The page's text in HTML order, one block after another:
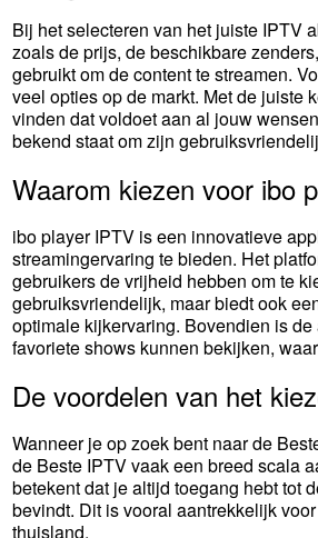
Bij het selecteren van het juiste IPTV
zoals de prijs, de beschikbare
gebruikt om de content te streamen.
veel opties op de markt. Met de juiste
vinden dat voldoet aan al jouw
bekend staat om zijn
Waarom kiezen voor ibo
ibo player IPTV is een innovatieve
streamingervaring te bieden. Het
gebruikers de vrijheid hebben om te
gebruiksvriendelijk, maar biedt ook
optimale kijkervaring. Bovendien is
favoriete shows kunnen bekijken,
De voordelen van het
Wanneer je op zoek bent naar de
de Beste IPTV vaak een breed scala
betekent dat je altijd toegang hebt tot
bevindt. Dit is vooral aantrekkelijk
thuisland.